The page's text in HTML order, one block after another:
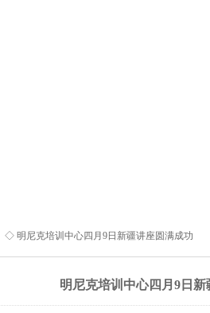
◇ 明尼克培训中心四月9日新疆讲座圆满成功
明尼克培训中心四月9日